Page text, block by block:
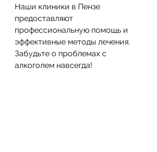
Наши клиники в Пензе
предоставляют
профессиональную помощь и
эффективные методы лечения.
Забудьте о проблемах с
алкоголем навсегда!